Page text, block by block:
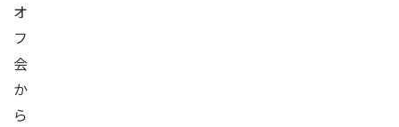
オ
フ
会
か
ら